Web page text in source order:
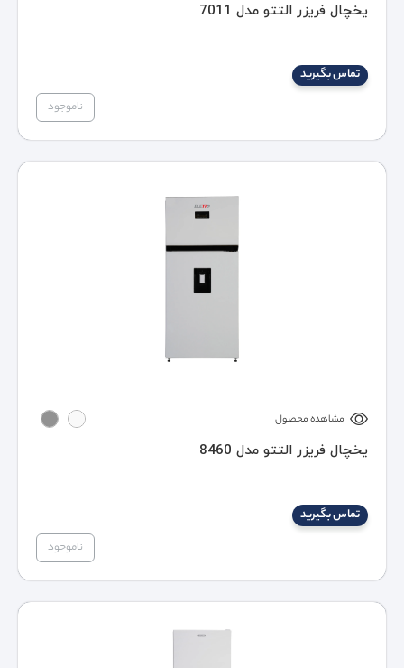
یخچال فریزر التتو مدل 7011
تماس بگیرید
ناموجود
مشاهده محصول
یخچال فریزر التتو مدل 8460
تماس بگیرید
ناموجود